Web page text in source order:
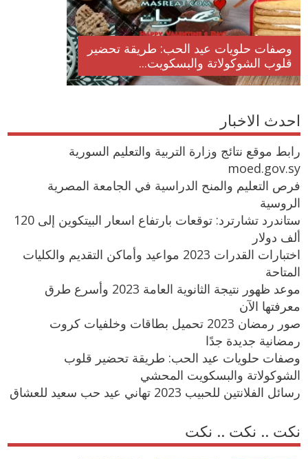
وصفات حلويات عيد الحب: طريقة تحضير
قلوب الشوكولاتة والبسكويت...
احدث الاخبار
رابط موقع نتائج وزارة التربية والتعليم السورية
moed.gov.sy
فرص التعليم والمنح الدراسية في الجامعة المصرية
الروسية
ستاندرد تشارترد: توقعات بارتفاع اسعار البيتكوين إلى 120
ألف دولار
اختبارات القدرات 2023 مواعيد وأماكن التقديم والكليات
المتاحة
موعد ظهور نتيجة الثانوية العامة 2023 وأسرع طرق
معرفتها الآن
صور رمضان 2023 تحميل بطاقات وخلفيات كروت
رمضانية جديدة جدًا
وصفات حلويات عيد الحب: طريقة تحضير قلوب
الشوكولاتة والبسكويت المحشي
رسائل الفلانتين للحبيب 2023 تهاني عيد حب سعيد للعشاق
نكت .. نكت .. نكت